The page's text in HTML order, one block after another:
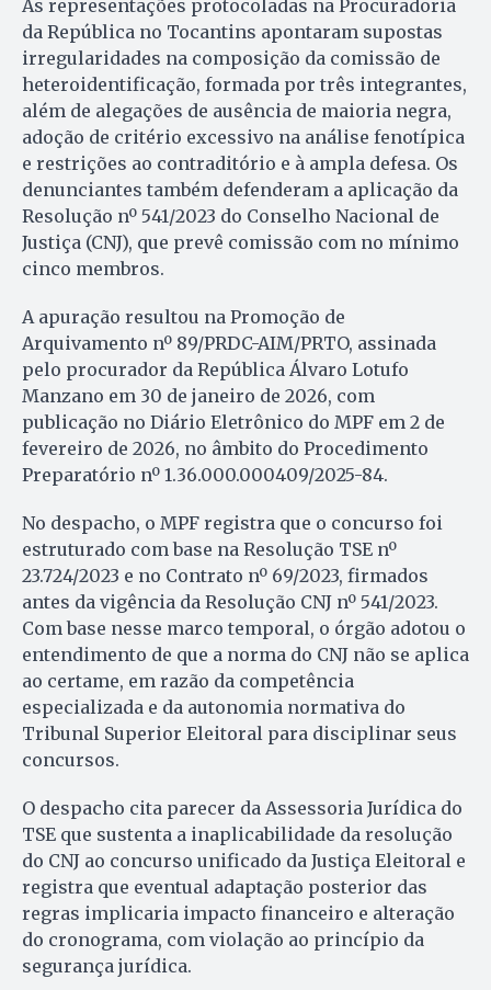
As representações protocoladas na Procuradoria
da República no Tocantins apontaram supostas
irregularidades na composição da comissão de
heteroidentificação, formada por três integrantes,
além de alegações de ausência de maioria negra,
adoção de critério excessivo na análise fenotípica
e restrições ao contraditório e à ampla defesa. Os
denunciantes também defenderam a aplicação da
Resolução nº 541/2023 do Conselho Nacional de
Justiça (CNJ), que prevê comissão com no mínimo
cinco membros.
A apuração resultou na Promoção de
Arquivamento nº 89/PRDC-AIM/PRTO, assinada
pelo procurador da República Álvaro Lotufo
Manzano em 30 de janeiro de 2026, com
publicação no Diário Eletrônico do MPF em 2 de
fevereiro de 2026, no âmbito do Procedimento
Preparatório nº 1.36.000.000409/2025-84.
No despacho, o MPF registra que o concurso foi
estruturado com base na Resolução TSE nº
23.724/2023 e no Contrato nº 69/2023, firmados
antes da vigência da Resolução CNJ nº 541/2023.
Com base nesse marco temporal, o órgão adotou o
entendimento de que a norma do CNJ não se aplica
ao certame, em razão da competência
especializada e da autonomia normativa do
Tribunal Superior Eleitoral para disciplinar seus
concursos.
O despacho cita parecer da Assessoria Jurídica do
TSE que sustenta a inaplicabilidade da resolução
do CNJ ao concurso unificado da Justiça Eleitoral e
registra que eventual adaptação posterior das
regras implicaria impacto financeiro e alteração
do cronograma, com violação ao princípio da
segurança jurídica.